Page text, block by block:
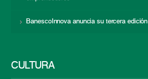
BanescoInnova anuncia su tercera edición
CULTURA